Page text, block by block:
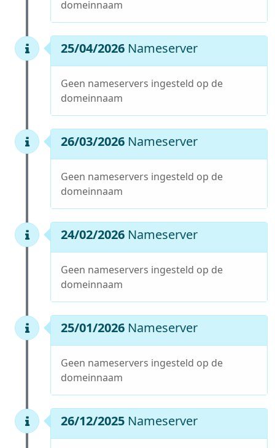
domeinnaam
25/04/2026 Nameserver
Geen nameservers ingesteld op de
domeinnaam
26/03/2026 Nameserver
Geen nameservers ingesteld op de
domeinnaam
24/02/2026 Nameserver
Geen nameservers ingesteld op de
domeinnaam
25/01/2026 Nameserver
Geen nameservers ingesteld op de
domeinnaam
26/12/2025 Nameserver